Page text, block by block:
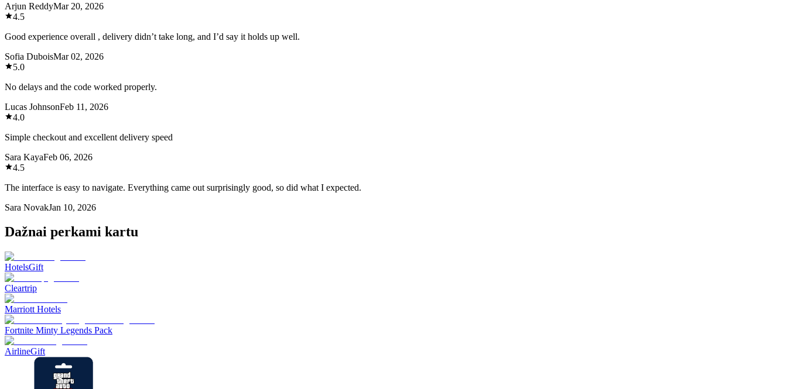
Arjun ReddyMar 20, 2026
4.5
Good experience overall , delivery didn’t take long, and I’d say it holds up well.
Sofia DuboisMar 02, 2026
5.0
No delays and the code worked properly.
Lucas JohnsonFeb 11, 2026
4.0
Simple checkout and excellent delivery speed
Sara KayaFeb 06, 2026
4.5
The interface is easy to navigate. Everything came out surprisingly good, so did what I expected.
Sara NovakJan 10, 2026
Dažnai perkami kartu
HotelsGift
Cleartrip
Marriott Hotels
Fortnite Minty Legends Pack
AirlineGift